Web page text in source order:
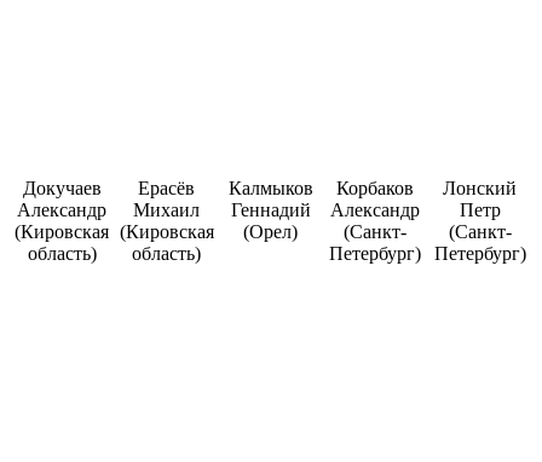
Докучаев
Александр
(Кировская
область)
Ерасёв
Михаил
(Кировская
область)
Калмыков
Геннадий
(Орел)
Корбаков
Александр
(Санкт-
Петербург)
Лонский
Петр
(Санкт-
Петербург)